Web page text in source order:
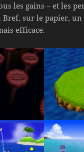
les gains – et les
Bref, sur le papier,
efficace.